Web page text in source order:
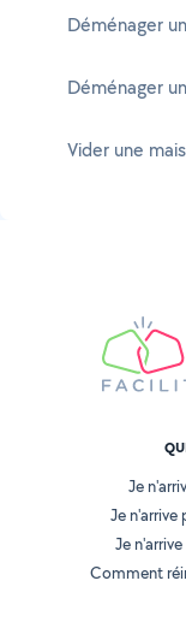
Déménager
Déménager
Vider une
Je
Je
Je
Comment